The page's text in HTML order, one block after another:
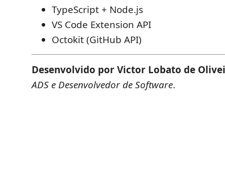
TypeScript + Node.js
VS Code Extension API
Octokit (GitHub API)
Desenvolvido por Victor Lobato de
ADS e Desenvolvedor de Software.